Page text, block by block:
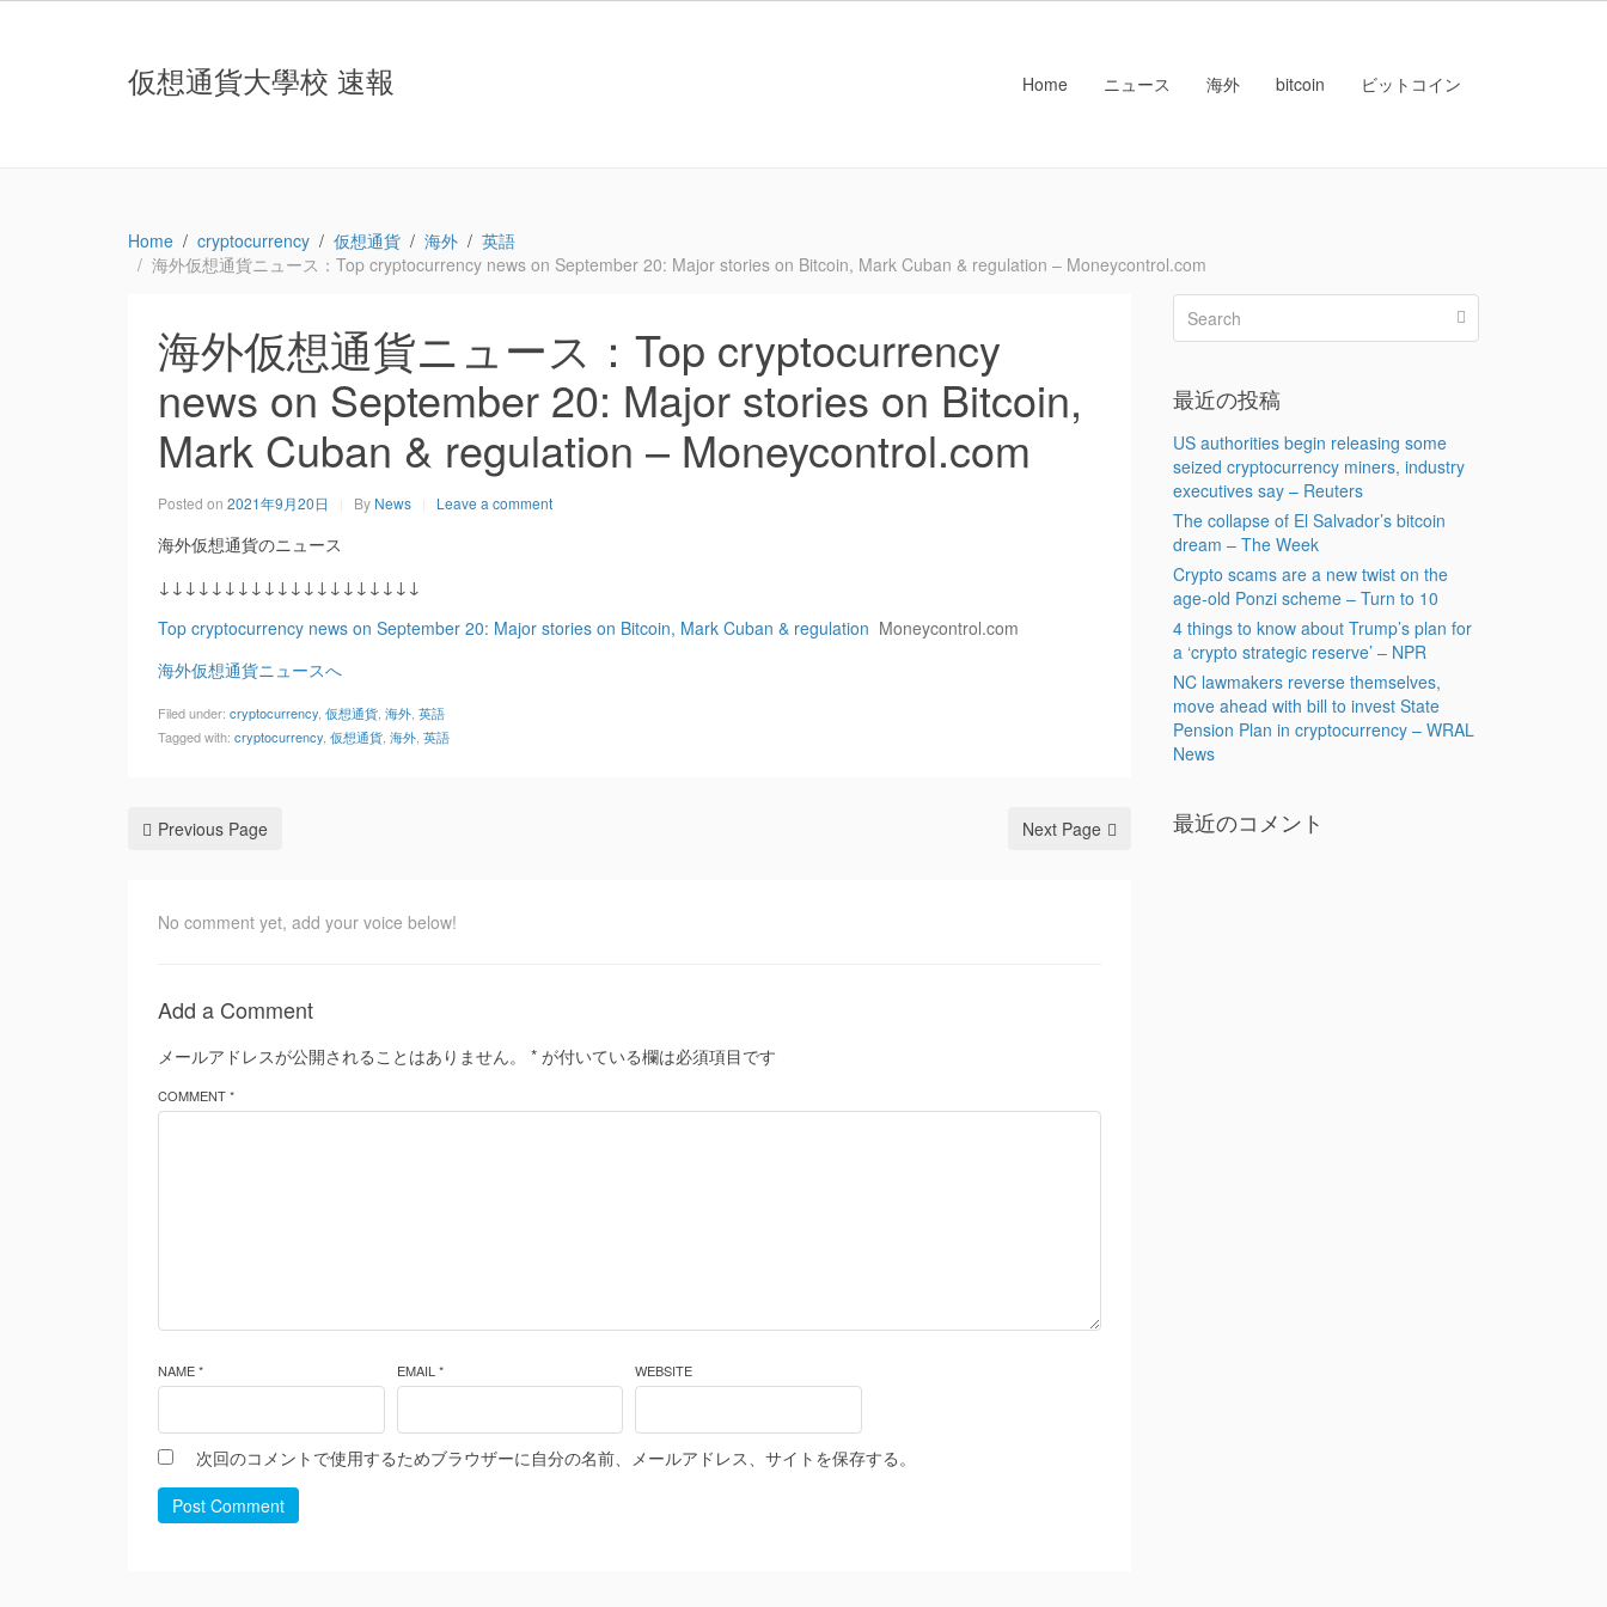
仮想通貨大學校 速報 Home ニュース 海外 bitcoin ビットコイン
Home cryptocurrency 仮想通貨 海外
英語
海外仮想通貨ニュース：Top cryptocurrency news on September 20: Major stories on Bitcoin, Mark Cuban & regulation – Moneycontrol.com
海外仮想通貨ニュース：Top cryptocurrency
news on September 20: Major stories on Bitcoin,
Mark Cuban & regulation – Moneycontrol.com
Posted on 2021年9月20日 By News Leave a comment
海外仮想通貨のニュース
↓↓↓↓↓↓↓↓↓↓↓↓↓↓↓↓↓↓↓↓
Top cryptocurrency news on September 20: Major stories on Bitcoin, Mark Cuban & regulation Moneycontrol.com
海外仮想通貨ニュースへ
Filed under: cryptocurrency 仮想通貨 海外 英語
Tagged with: cryptocurrency 仮想通貨 海外 英語
Previous Page Next Page
No comment yet, add your voice below!
Add a Comment
メールアドレスが公開されることはありません。 * が付いている欄は必須項目です
COMMENT *
NAME * EMAIL * WEBSITE
次回のコメントで使用するためブラウザーに自分の名前、メールアドレス、サイトを保存する。
Post Comment
最近の投稿
US authorities begin releasing some
seized cryptocurrency miners, industry
executives say – Reuters
The collapse of El Salvador’s bitcoin
dream – The Week
Crypto scams are a new twist on the
age-old Ponzi scheme – Turn to 10
4 things to know about Trump’s plan for
a ‘crypto strategic reserve’ – NPR
NC lawmakers reverse themselves,
move ahead with bill to invest State
Pension Plan in cryptocurrency – WRAL
News
最近のコメント